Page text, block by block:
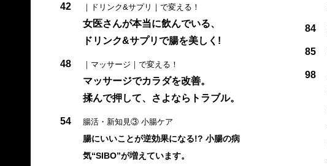
42 ｜ドリンク&サプリ｜で変える！
女医さんが本当に飲んでいる、
ドリンク&サプリで腸を美しく!
48 ｜マッサージ｜で変える！
マッサージでカラダを改善。
揉んで押して、さよならトラブル。
54 腸活・新知見③ 小腸ケア
腸にいいことが逆効果になる!? 小腸の病
気“SIBO”が増えています。
84
85
98